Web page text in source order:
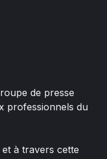
de presse
professionnels du
à travers cette